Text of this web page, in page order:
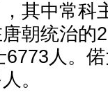
，其中常
朝统治的
人。
。